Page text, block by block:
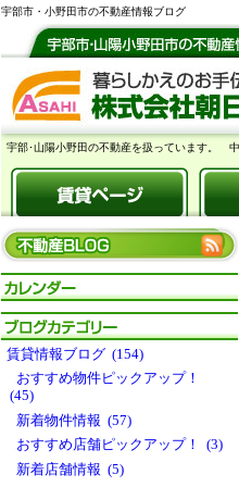
宇部市・小野田市の不動産情報ブログ
宇部･山陽小野田の不動産を扱っています。
賃貸情報ブログ (154)
おすすめ物件ピックアップ！
(45)
新着物件情報 (57)
おすすめ店舗ピックアップ！ (3)
新着店舗情報 (5)